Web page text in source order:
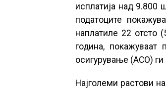
исплатија над 9.800
податоците
наплатиле 22 отсто
година, покажуваат
осигурување (АСО)
Најголеми растови